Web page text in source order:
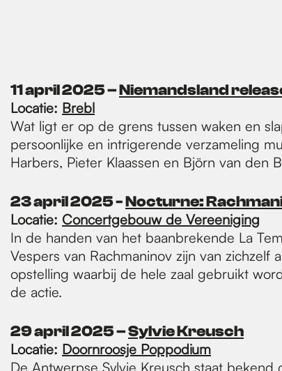
11 april 2025 –Niemandsland
Locatie: Brebl
Wat ligt er op de grens tussen waken en
persoonlijke en intrigerende verzameling
Harbers, Pieter Klaassen en Björn van den
23 april 2025 -Nocturne:
Locatie: Concertgebouw de Vereeniging
In de handen van het baanbrekende La
Vespers van Rachmaninov zijn van
opstelling waarbij de hele zaal gebruikt
de actie.
29 april 2025 –Sylvie Kreusch
Locatie: Doornroosje Poppodium
De Antwerpse Sylvie Kreusch staat